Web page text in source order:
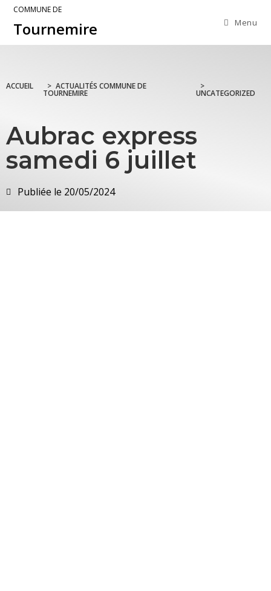
COMMUNE DE
Tournemire Menu
ACCUEIL > ACTUALITÉS COMMUNE DE
TOURNEMIRE
>
UNCATEGORIZED
Aubrac express
samedi 6 juillet
Publiée le 20/05/2024